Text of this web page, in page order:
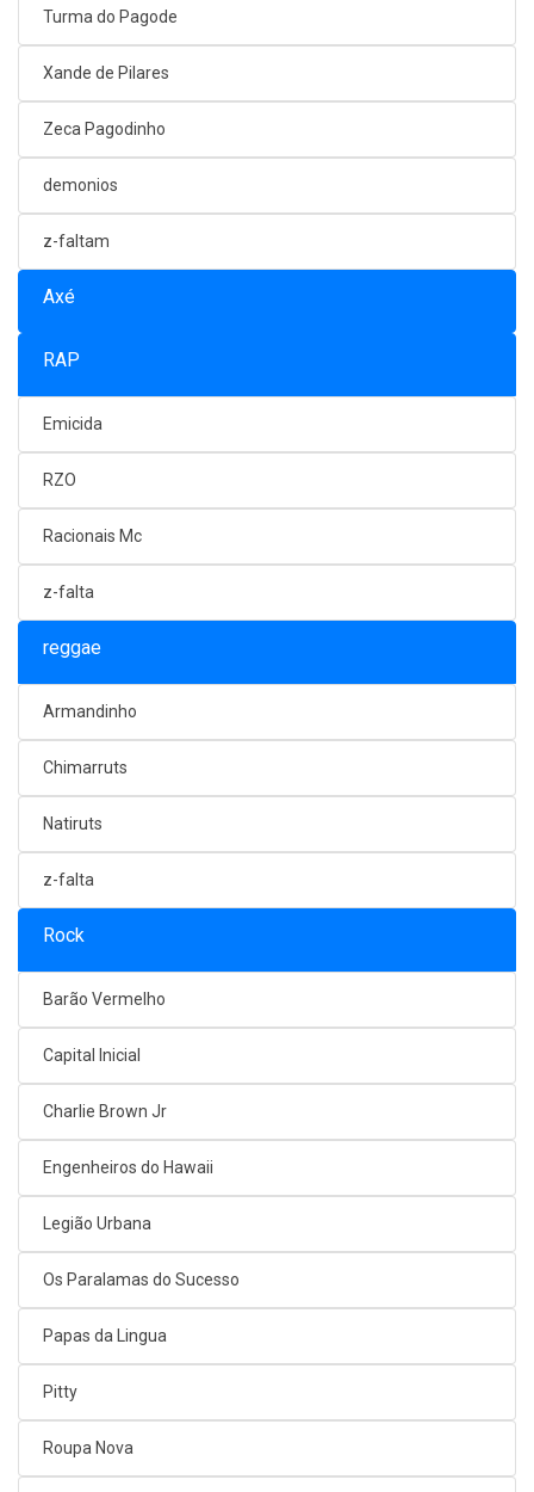
Turma do Pagode
Xande de Pilares
Zeca Pagodinho
demonios
z-faltam
Axé
RAP
Emicida
RZO
Racionais Mc
z-falta
reggae
Armandinho
Chimarruts
Natiruts
z-falta
Rock
Barão Vermelho
Capital Inicial
Charlie Brown Jr
Engenheiros do Hawaii
Legião Urbana
Os Paralamas do Sucesso
Papas da Lingua
Pitty
Roupa Nova